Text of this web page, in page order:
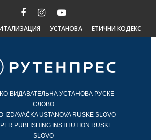
УСТАНОВА ЕТИЧНИ КОДЕКС
ВИДАВАТЕЛЬНА УСТАНОВА РУСКЕ
СЛОВО
IZDAVAČKA USTANOVA RUSKE SLOVO
PUBLISHING INSTITUTION RUSKE
SLOVO